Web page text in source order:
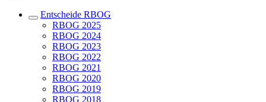
Entscheide RBOG
RBOG 2025
RBOG 2024
RBOG 2023
RBOG 2022
RBOG 2021
RBOG 2020
RBOG 2019
RBOG 2018